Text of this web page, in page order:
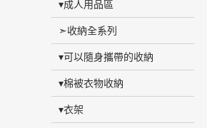
▾成人用品區
➣收納全系列
▾可以隨身攜帶的收納
▾棉被衣物收納
▾衣架